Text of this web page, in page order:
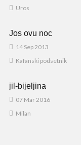
Uros
Jos ovu noc
14 Sep 2013
Kafanski podsetnik
jil-bijeljina
07 Mar 2016
Milan